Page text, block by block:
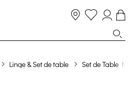
Linge & Set de table Set de Table